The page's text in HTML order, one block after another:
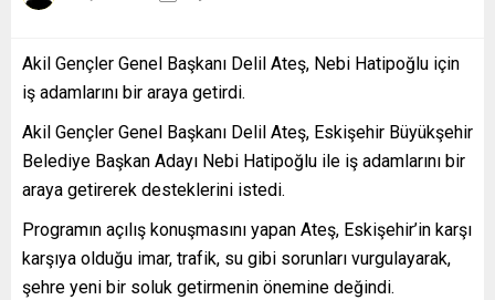
Akil Gençler Genel Başkanı Delil Ateş, Nebi Hatipoğlu için
iş adamlarını bir araya getirdi.
Akil Gençler Genel Başkanı Delil Ateş, Eskişehir Büyükşehir
Belediye Başkan Adayı Nebi Hatipoğlu ile iş adamlarını bir
araya getirerek desteklerini istedi.
Programın açılış konuşmasını yapan Ateş, Eskişehir’in karşı
karşıya olduğu imar, trafik, su gibi sorunları vurgulayarak,
şehre yeni bir soluk getirmenin önemine değindi.